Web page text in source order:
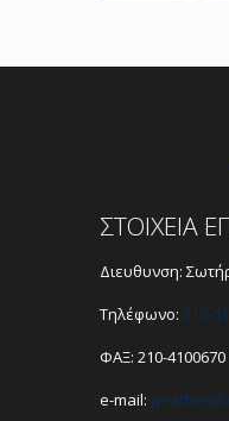
ΣΤΟΙΧΕΙΑ
Διευθυνση:
Τηλέφωνο: 210-
ΦΑΞ: 210-4100670
e-mail: peathen@